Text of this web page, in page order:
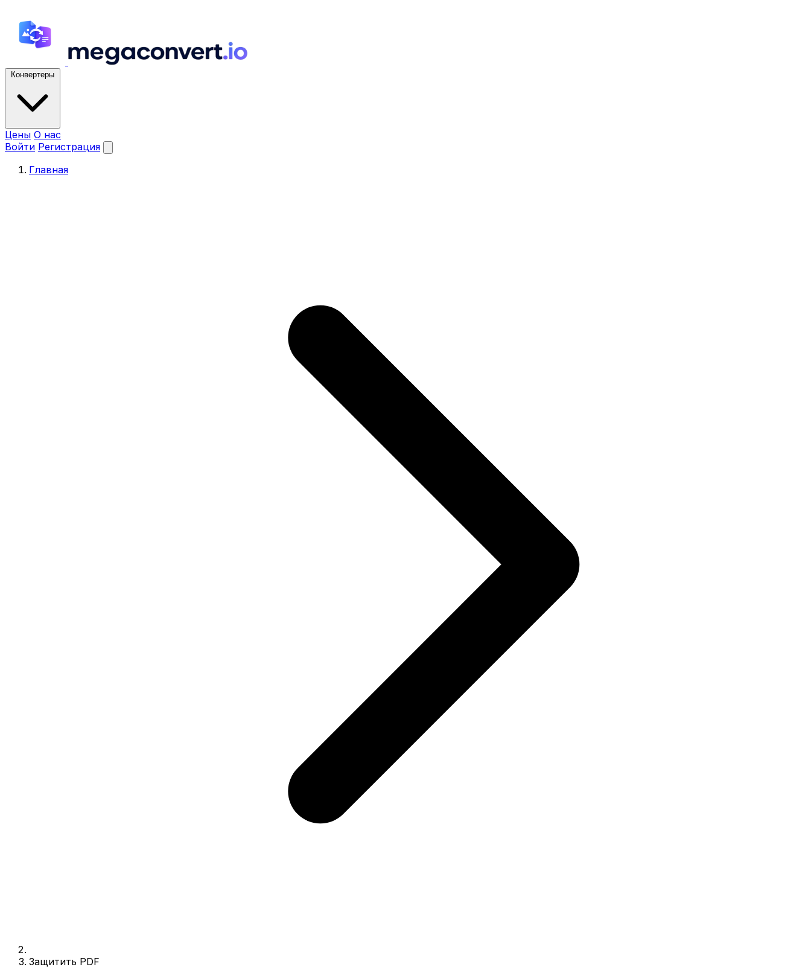
Конвертеры
Цены О нас
Войти Регистрация
Главная
Защитить PDF